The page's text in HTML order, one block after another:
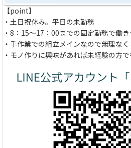
【point】
・土日祝休み。平日の未勤務
・8：15～17：00までの固定勤務で働き
・手作業での組立メインなので無理な
・モノ作りに興味があれば未経験の方